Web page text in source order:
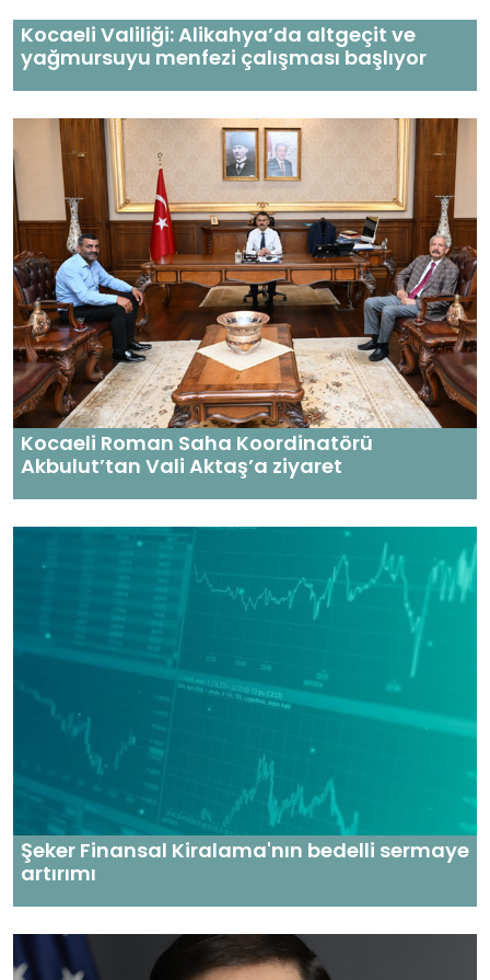
Kocaeli Valiliği: Alikahya’da altgeçit ve
yağmursuyu menfezi çalışması başlıyor
Kocaeli Roman Saha Koordinatörü
Akbulut’tan Vali Aktaş’a ziyaret
Şeker Finansal Kiralama'nın bedelli sermaye
artırımı